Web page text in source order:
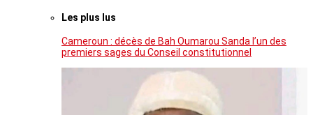
Les plus lus
Cameroun : décès de Bah Oumarou Sanda l’un des
premiers sages du Conseil constitutionnel